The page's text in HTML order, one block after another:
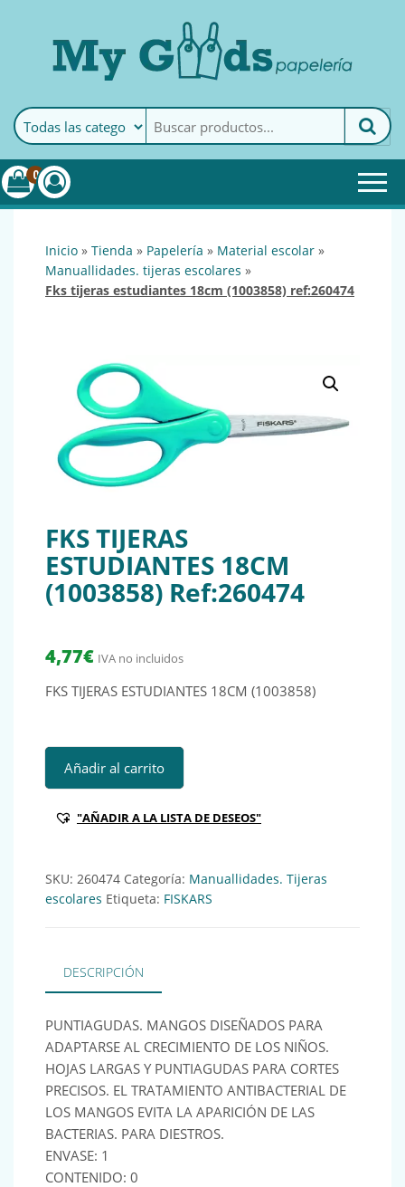
MyGoods · PapeleríaMy Goods es tu papelería
online de confianza. Podrás
encontrar todo lo necesario
0
inicio » tienda » papelería » material escolar »
manuallidades. tijeras escolares »
fks tijeras estudiantes 18cm (1003858) ref:260474
FKS TIJERAS
ESTUDIANTES 18CM
(1003858) Ref:260474
4,77€ IVA no incluidos
FKS TIJERAS ESTUDIANTES 18CM (1003858)
FKS TIJERAS ESTUDIANTES 18CM (1003858) Ref:260474
Añadir al carrito
"AÑADIR A LA LISTA DE DESEOS"
SKU: 260474 Categoría: Manuallidades. Tijeras
escolares Etiqueta: FISKARS
DESCRIPCIÓN
PUNTIAGUDAS. MANGOS DISEÑADOS PARA
ADAPTARSE AL CRECIMIENTO DE LOS NIÑOS.
HOJAS LARGAS Y PUNTIAGUDAS PARA CORTES
PRECISOS. EL TRATAMIENTO ANTIBACTERIAL DE
LOS MANGOS EVITA LA APARICIÓN DE LAS
BACTERIAS. PARA DIESTROS.
ENVASE: 1
CONTENIDO: 0